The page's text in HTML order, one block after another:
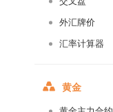
外汇牌价
汇率计算器
黄金